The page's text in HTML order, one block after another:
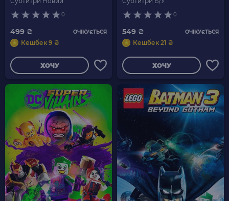
0
499 ₴ ОЧІКУЄТЬСЯ
Кешбек 9 ₴
ХОЧУ
0
549 ₴ ОЧІКУЄТЬСЯ
Кешбек 21 ₴
ХОЧУ